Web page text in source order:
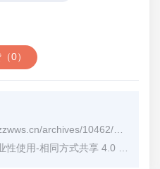
0）
相同方式共享 4.0 国际 (CC BY-NC-SA 4.0)